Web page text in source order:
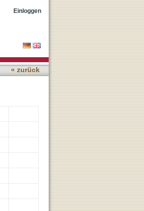
Einloggen
« zurück